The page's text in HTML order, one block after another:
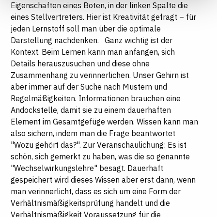
Datenschutzhinweisen
Eigenschaften eines Boten, in der linken Spalte die
eines Stellvertreters. Hier ist Kreativität gefragt – für
jeden Lernstoff soll man über die optimale
Darstellung nachdenken. Ganz wichtig ist der
Kontext. Beim Lernen kann man anfangen, sich
Details herauszusuchen und diese ohne
Zusammenhang zu verinnerlichen. Unser Gehirn ist
aber immer auf der Suche nach Mustern und
Regelmäßigkeiten. Informationen brauchen eine
Andockstelle, damit sie zu einem dauerhaften
Element im Gesamtgefüge werden. Wissen kann man
also sichern, indem man die Frage beantwortet
"Wozu gehört das?". Zur Veranschaulichung: Es ist
schön, sich gemerkt zu haben, was die so genannte
"Wechselwirkungslehre" besagt. Dauerhaft
gespeichert wird dieses Wissen aber erst dann, wenn
man verinnerlicht, dass es sich um eine Form der
Verhältnismäßigkeitsprüfung handelt und die
Verhältnismäßigkeit Voraussetzung für die